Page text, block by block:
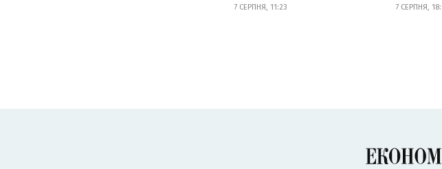
7 СЕРПНЯ, 11:23 7 СЕРПНЯ,